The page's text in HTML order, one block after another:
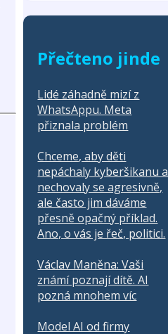
Přečteno jinde
Lidé záhadně mizí z
WhatsAppu. Meta
přiznala problém
Chceme, aby děti
nepáchaly kyberšikanu a
nechovaly se agresivně,
ale často jim dáváme
přesně opačný příklad.
Ano, o vás je řeč, politici.
Václav Maněna: Vaši
známí poznají dítě. AI
pozná mnohem víc
Model AI od firmy